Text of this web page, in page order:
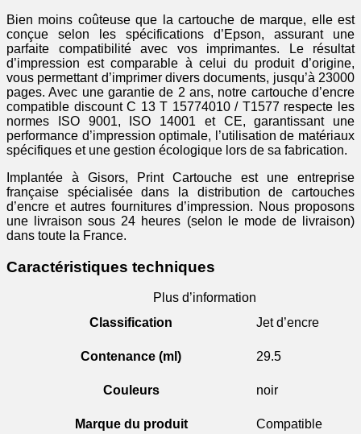
Bien moins coûteuse que la cartouche de marque, elle est
conçue selon les spécifications d’Epson, assurant une
parfaite compatibilité avec vos imprimantes. Le résultat
d’impression est comparable à celui du produit d’origine,
vous permettant d’imprimer divers documents, jusqu’à 23000
pages. Avec une garantie de 2 ans, notre cartouche d’encre
compatible discount C 13 T 15774010 / T1577 respecte les
normes ISO 9001, ISO 14001 et CE, garantissant une
performance d’impression optimale, l’utilisation de matériaux
spécifiques et une gestion écologique lors de sa fabrication.
Implantée à Gisors, Print Cartouche est une entreprise
française spécialisée dans la distribution de cartouches
d’encre et autres fournitures d’impression. Nous proposons
une livraison sous 24 heures (selon le mode de livraison)
dans toute la France.
Caractéristiques techniques
Plus d’information
Classification
Jet d’encre
Contenance (ml) 29.5
Couleurs noir
Marque du produit Compatible